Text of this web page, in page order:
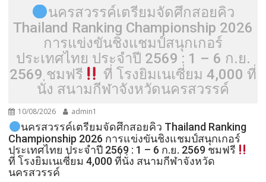
นครสวรรค์เตรียมจัดศึกสอยคิว
Thailand Ranking Championship 2026
การแข่งขันชิงแชมป์สนุกเกอร์
ประเทศไทย ประจำปี 2569 : 1 – 6 ก.ย.
2569 ชมฟรี
ที่ โรงยิมเนเซี่ยม 4,000 ที่
นั่ง สนามกีฬาจังหวัดนครสวรรค์
10/08/2026 admin1
นครสวรรค์เตรียมจัดศึกสอยคิว Thailand Ranking
Championship 2026 การแข่งขันชิงแชมป์สนุกเกอร์
ประเทศไทย ประจำปี 2569 : 1 – 6 ก.ย. 2569 ชมฟรี
ที่ โรงยิมเนเซี่ยม 4,000 ที่นั่ง สนามกีฬาจังหวัด
นครสวรรค์